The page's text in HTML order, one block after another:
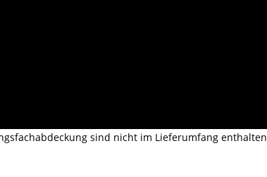
sind nicht im Lieferumfang enthalten